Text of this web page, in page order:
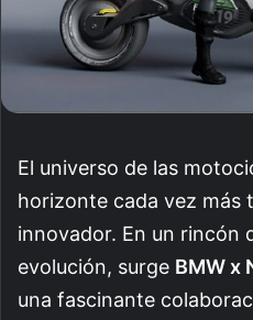
El universo de las
horizonte cada vez más
innovador. En un rincón
evolución, surge BMW x
una fascinante